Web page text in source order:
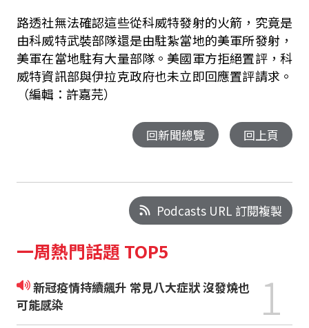
路透社無法確認這些從科威特發射的火箭，究竟是
由科威特武裝部隊還是由駐紮當地的美軍所發射，
美軍在當地駐有大量部隊。美國軍方拒絕置評，科
威特資訊部與伊拉克政府也未立即回應置評請求。
（編輯：許嘉芫）
回新聞總覽 回上頁
Podcasts URL 訂閱複製
一周熱門話題 TOP5
新冠疫情持續飆升 常見八大症狀 沒發燒也
可能感染
1